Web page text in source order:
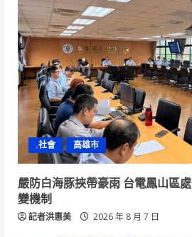
.社會 高雄市
嚴防白海豚挾帶豪雨 台電鳳山區
變機制
記者洪惠美 2026 年 8 月 7 日